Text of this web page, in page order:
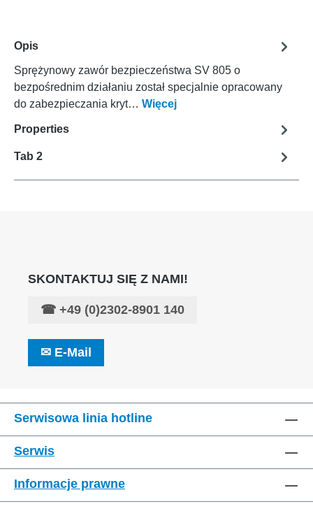
Opis
Sprężynowy zawór bezpieczeństwa SV 805 o
bezpośrednim działaniu został specjalnie opracowany
do zabezpieczania kryt… Więcej
Properties
Tab 2
SKONTAKTUJ SIĘ Z NAMI!
☎ +49 (0)2302-8901 140
✉ E-Mail
Serwisowa linia hotline
Serwis
Informacje prawne